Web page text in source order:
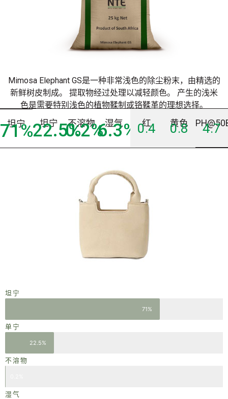
Mimosa Elephant GS是一种非常浅色的除尘粉末，由精选的
新鲜树皮制成。 提取物经过处理以减轻颜色。 产生的浅米
色是需要特别浅色的植物鞣制或铬鞣革的理想选择。
坦宁
71% 坦宁
22.5%
不溶物
0.2%湿气
6.3% 红
0.4 黄色
0.8 4.7
坦宁
71%
单宁
22.5%
不溶物
湿气